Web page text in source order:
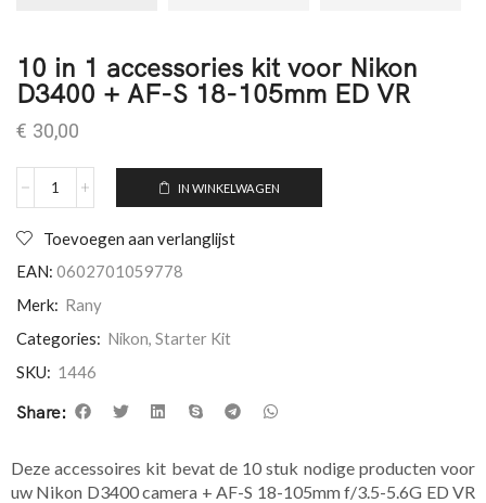
10 in 1 accessories kit voor Nikon
D3400 + AF-S 18-105mm ED VR
€ 30,00
IN WINKELWAGEN
Toevoegen aan verlanglijst
EAN: 0602701059778
Merk: Rany
Categories: Nikon, Starter Kit
SKU: 1446
Share:
Deze accessoires kit bevat de 10 stuk nodige producten voor
uw Nikon D3400 camera + AF-S 18-105mm f/3.5-5.6G ED VR